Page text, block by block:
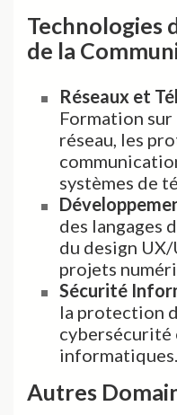
Technologies
de la
Réseaux et
Formation
réseau, les
systèmes de
des langages
du design
projets
Sécurité
la protection
cybersécurité
informatiques.
Autres